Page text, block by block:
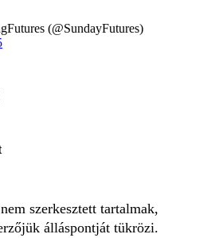
(@SundayFutures)
szerkesztett tartalmak,
álláspontját tükrözi.